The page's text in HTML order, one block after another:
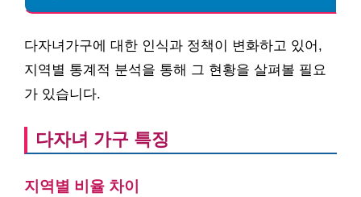
다자녀가구에 대한 인식과 정책이 변화하고 있어,
지역별 통계적 분석을 통해 그 현황을 살펴볼 필요
가 있습니다.
다자녀 가구 특징
지역별 비율 차이